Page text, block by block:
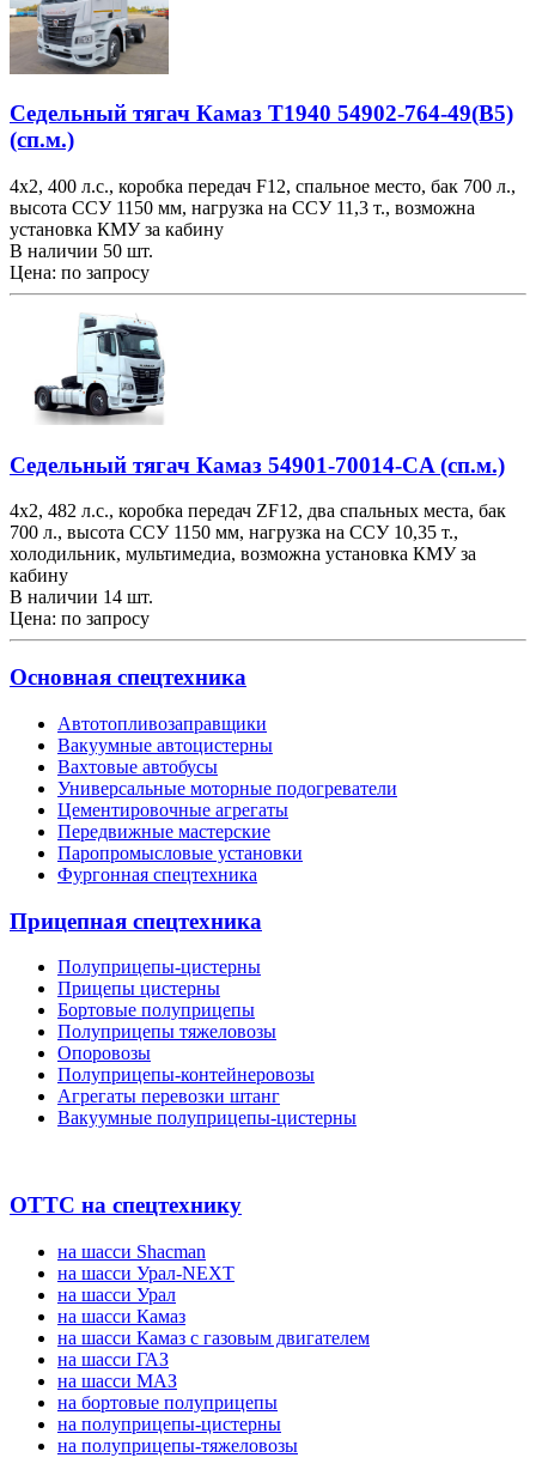
Седельный тягач Камаз Т1940 54902-764-49(B5)
(сп.м.)
4х2, 400 л.с., коробка передач F12, спальное место, бак 700 л.,
высота ССУ 1150 мм, нагрузка на ССУ 11,3 т., возможна
установка КМУ за кабину
В наличии 50 шт.
Цена: по запросу
Седельный тягач Камаз 54901-70014-CA (сп.м.)
4х2, 482 л.с., коробка передач ZF12, два спальных места, бак
700 л., высота ССУ 1150 мм, нагрузка на ССУ 10,35 т.,
холодильник, мультимедиа, возможна установка КМУ за
кабину
В наличии 14 шт.
Цена: по запросу
Основная спецтехника
Автотопливозаправщики
Вакуумные автоцистерны
Вахтовые автобусы
Универсальные моторные подогреватели
Цементировочные агрегаты
Передвижные мастерские
Паропромысловые установки
Фургонная спецтехника
Прицепная спецтехника
Полуприцепы-цистерны
Прицепы цистерны
Бортовые полуприцепы
Полуприцепы тяжеловозы
Опоровозы
Полуприцепы-контейнеровозы
Агрегаты перевозки штанг
Вакуумные полуприцепы-цистерны
ОТТС на спецтехнику
на шасси Shacman
на шасси Урал-NEXT
на шасси Урал
на шасси Камаз
на шасси Камаз с газовым двигателем
на шасси ГАЗ
на шасси МАЗ
на бортовые полуприцепы
на полуприцепы-цистерны
на полуприцепы-тяжеловозы